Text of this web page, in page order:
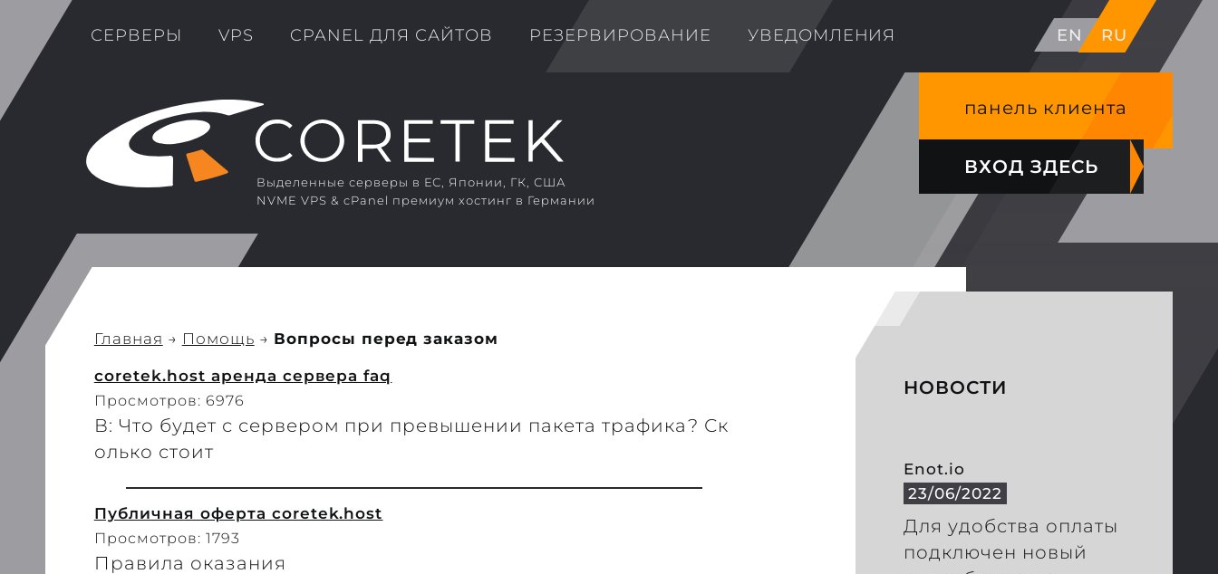
СЕРВЕРЫ VPS CPANEL ДЛЯ САЙТОВ РЕЗЕРВИРОВАНИЕ УВЕДОМЛЕНИЯ EN RU
Выделенные серверы в ЕС, Японии, ГК, США
NVME VPS & cPanel премиум хостинг в Германии
панель клиента
ВХОД ЗДЕСЬ
Главная → Помощь → Вопросы перед заказом
coretek.host аренда сервера faq
Просмотров: 6976
В: Что будет с сервером при превышении пакета трафика? Ск
олько стоит
Публичная оферта coretek.host
Просмотров: 1793
Правила оказания
НОВОСТИ
Enot.io
23/06/2022
Для удобства оплаты
подключен новый